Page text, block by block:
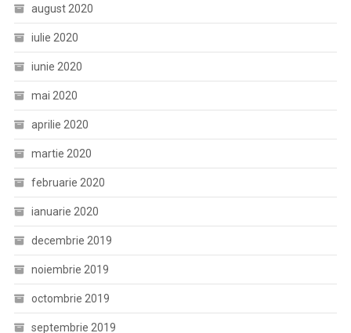
august 2020
iulie 2020
iunie 2020
mai 2020
aprilie 2020
martie 2020
februarie 2020
ianuarie 2020
decembrie 2019
noiembrie 2019
octombrie 2019
septembrie 2019